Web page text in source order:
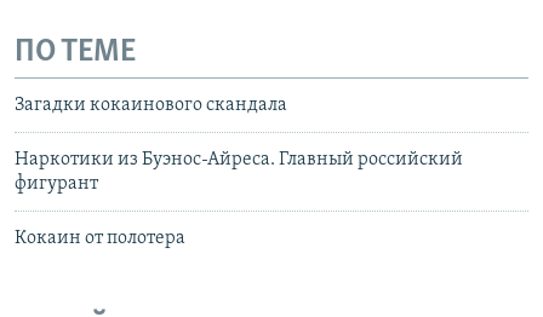
ПО ТЕМЕ
Загадки кокаинового скандала
Наркотики из Буэнос-Айреса. Главный российский
фигурант
Кокаин от полотера